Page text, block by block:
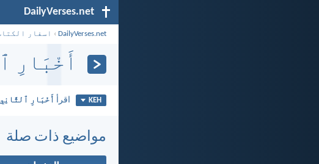
DailyVerses.net
DailyVerses.net
› اسفار
أَخْبَارِ
KEH اقرأ أَخْبَارِ ٱلثَّانِي
مواضيع ذات صلة